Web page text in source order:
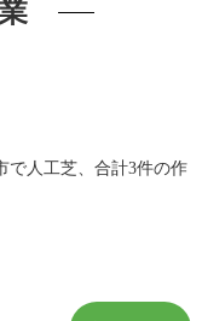
で人工芝、合計3件の作